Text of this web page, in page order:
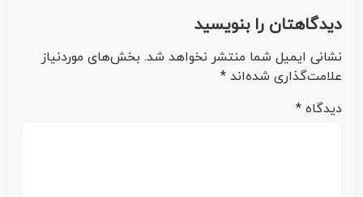
دیدگاهتان را بنویسید
نشانی ایمیل شما منتشر نخواهد شد. بخش‌های موردنیاز
علامت‌گذاری شده‌اند *
دیدگاه *